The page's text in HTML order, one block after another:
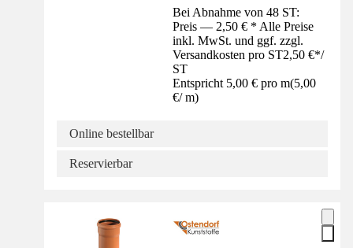
Bei Abnahme von 48 ST:
Preis — 2,50 € * Alle Preise
inkl. MwSt. und ggf. zzgl.
Versandkosten pro ST2,50 €*/
ST
Entspricht 5,00 € pro m(5,00
€/ m)
Online bestellbar
Reservierbar